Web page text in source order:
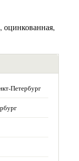
Петербург